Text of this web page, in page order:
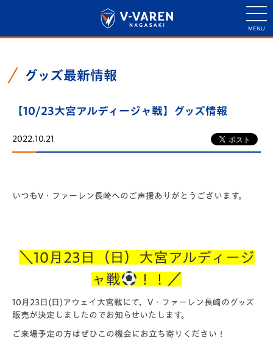
グッズ最新情報
【10/23大宮アルディージャ戦】グッズ情報
2022.10.21
いつもV・ファーレン長崎へのご声援ありがとうございます。
＼10月23日（日）大宮アルディージ
ャ戦
！！／
10月23日(日)アウェイ大宮戦にて、V・ファーレン長崎のグッズ
販売が決定しましたのでお知らせいたします。
ご来場予定の方はぜひこの機会にお立ち寄りください！